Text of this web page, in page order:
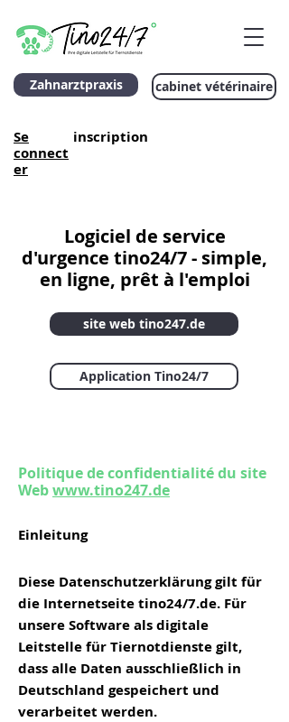
Zahnarztpraxis cabinet vétérinaire
Se
connect
er
inscription
Logiciel de service
d'urgence tino24/7 - simple,
en ligne, prêt à l'emploi
site web tino247.de
Application Tino24/7
Politique de confidentialité du site
Webwww.tino247.de
Einleitung
Diese Datenschutzerklärung gilt für
die Internetseite tino24/7.de. Für
unsere Software als digitale
Leitstelle für Tiernotdienste gilt,
dass alle Daten ausschließlich in
Deutschland gespeichert und
verarbeitet werden.